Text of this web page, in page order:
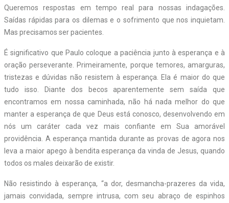
Queremos respostas em tempo real para nossas indagações.
Saídas rápidas para os dilemas e o sofrimento que nos inquietam.
Mas precisamos ser pacientes.
É significativo que Paulo coloque a paciência junto à esperança e à
oração perseverante. Primeiramente, porque temores, amarguras,
tristezas e dúvidas não resistem à esperança. Ela é maior do que
tudo isso. Diante dos becos aparentemente sem saída que
encontramos em nossa caminhada, não há nada melhor do que
manter a esperança de que Deus está conosco, desenvolvendo em
nós um caráter cada vez mais confiante em Sua amorável
providência. A esperança mantida durante as provas de agora nos
leva a maior apego à bendita esperança da vinda de Jesus, quando
todos os males deixarão de existir.
Não resistindo à esperança, “a dor, desmancha-prazeres da vida,
jamais convidada, sempre intrusa, com seu abraço de espinhos